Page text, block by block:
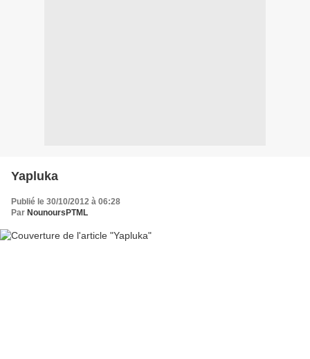
Yapluka
Publié le 30/10/2012 à 06:28
Par NounoursPTML